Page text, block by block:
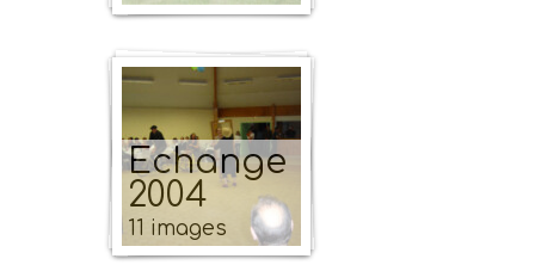
Echange
2004
11 images